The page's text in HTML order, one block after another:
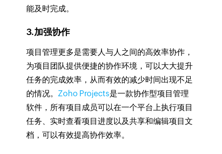
能及时完成。
3.加强协作
项目管理更多是需要人与人之间的高效率协作，
为项目团队提供便捷的协作环境，可以大大提升
任务的完成效率，从而有效的减少时间出现不足
的情况。 Zoho Projects是一款协作型项目管理
软件，所有项目成员可以在一个平台上执行项目
任务、实时查看项目进度以及共享和编辑项目文
档，可以有效提高协作效率。